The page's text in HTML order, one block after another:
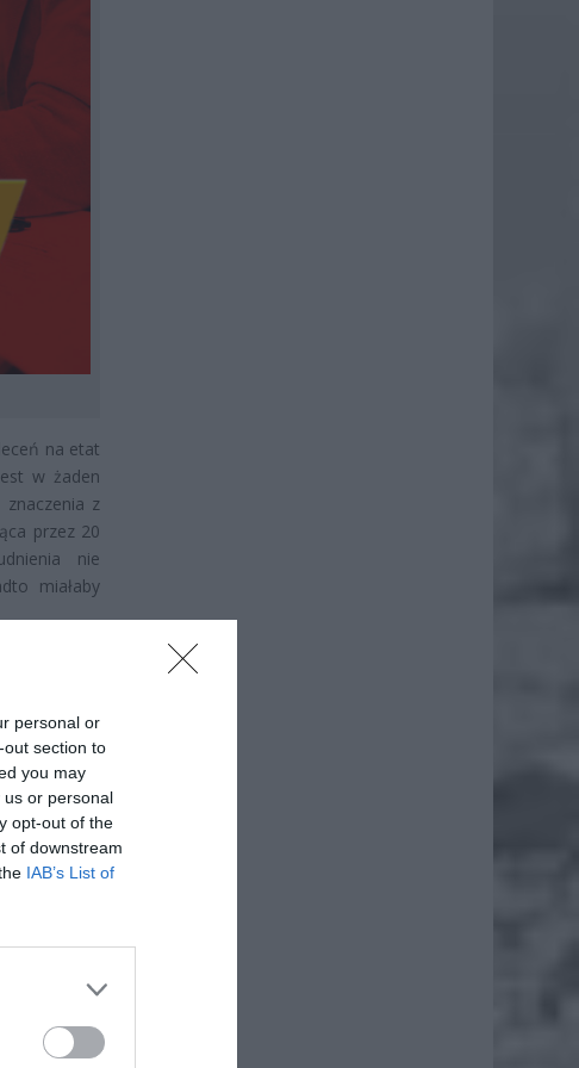
personal or
section to
you may
or personal
opt-out of the
of downstream
IAB’s List of
na etat
w żaden
z
przez 20
nie
miałaby